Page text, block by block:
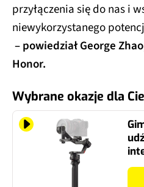
przyłączenia się do nas i
niewykorzystanego
– powiedział George
Honor.
Wybrane okazje dla